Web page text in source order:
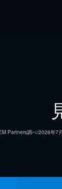
Partners調べ/2026年7